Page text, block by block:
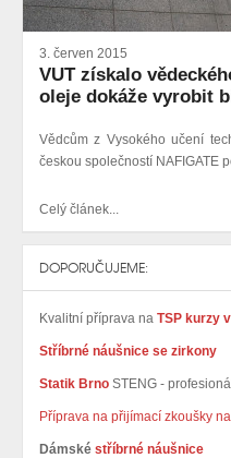
3. červen 2015
VUT získalo
oleje dokáže vyrobit
Vědcům z Vysokého učení
českou společností NAFIGATE
Celý článek...
DOPORUČUJEME:
Kvalitní příprava na TSP kurzy
Stříbrné náušnice se zirkony
Statik Brno STENG -
Příprava na přijímací zkoušky
Dámské stříbrné náušnice